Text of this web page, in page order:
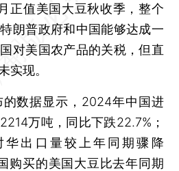
正值美国大豆秋收季，整个
朗普政府和中国能够达成一
对美国农产品的关税，但直
实现。
数据显示，2024年中国进
万吨，同比下跌22.7%；
华出口量较上年同期骤降
购买的美国大豆比去年同期